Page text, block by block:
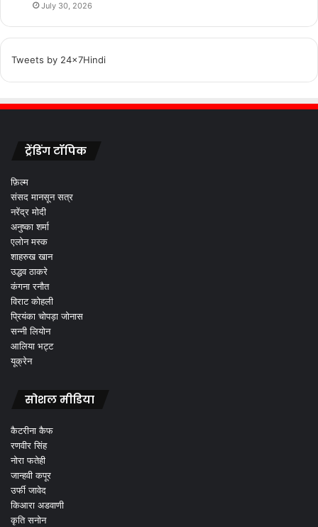
July 30, 2026
Tweets by 24x7Hindi
ट्रेंडिंग टॉपिक
फ़िल्म
संसद मानसून सत्र
नरेंद्र मोदी
अनुष्का शर्मा
एलोन मस्क
शाहरुख खान
उद्धव ठाकरे
कंगना रनौत
विराट कोहली
प्रियंका चोपड़ा जोनास
सन्नी लियोन
आलिया भट्ट
यूक्रेन
सोशल मीडिया
कैटरीना कैफ
रणवीर सिंह
नोरा फतेही
जान्हवी कपूर
उर्फी जावेद
किआरा अडवाणी
कृति सनोन